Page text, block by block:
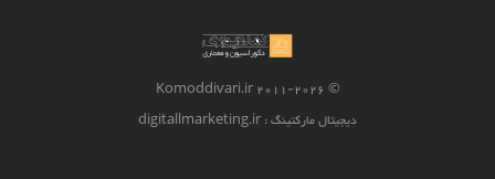
© 2011-
2026 Komoddivari.ir
دیجیتال مارکتینگ: digitallmarketing.ir